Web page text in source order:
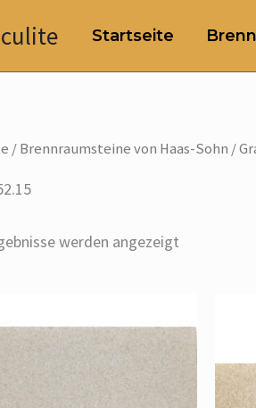
Startseite
/Brennraumsteine von Haas-Sohn /
werden angezeigt